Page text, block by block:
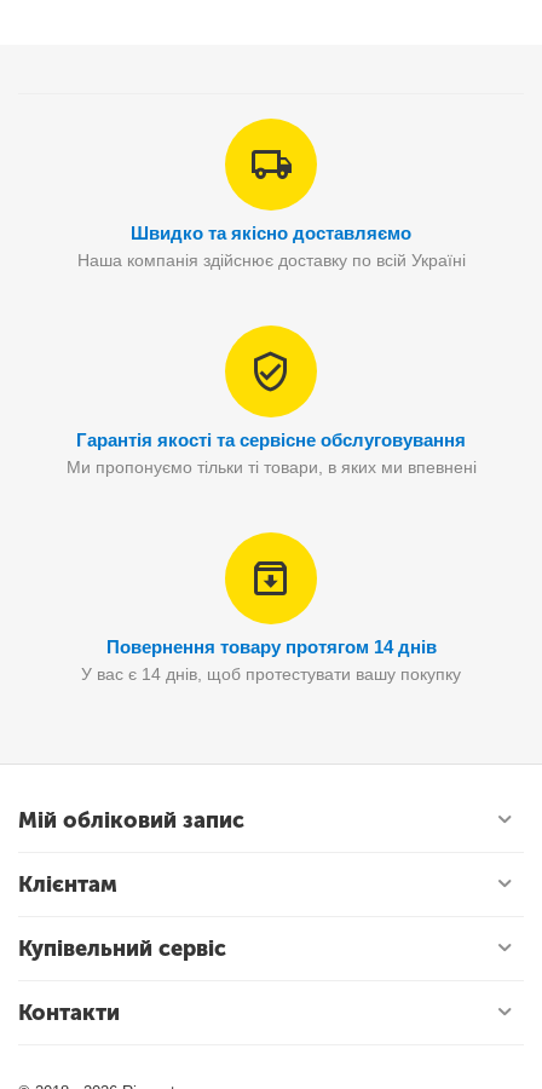
Швидко та якісно доставляємо
Наша компанія здійснює доставку по всій Україні
Гарантія якості та сервісне обслуговування
Ми пропонуємо тільки ті товари, в яких ми впевнені
Повернення товару протягом 14 днів
У вас є 14 днів, щоб протестувати вашу покупку
Мій обліковий запис
Клієнтам
Купівельний сервіс
Контакти